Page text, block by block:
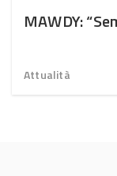
MAWDY:
Attualità